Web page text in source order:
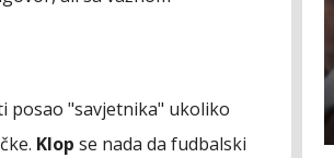
posao "savjetnika" ukoliko
Klop se nada da fudbalski